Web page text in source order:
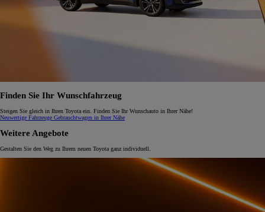
Finden Sie Ihr Wunschfahrzeug
Steigen Sie gleich in Ihren Toyota ein. Finden Sie Ihr Wunschauto in Ihrer Nähe!
Neuwertige Fahrzeuge Gebrauchtwagen in Ihrer Nähe
Weitere Angebote
Gestalten Sie den Weg zu Ihrem neuen Toyota ganz individuell.